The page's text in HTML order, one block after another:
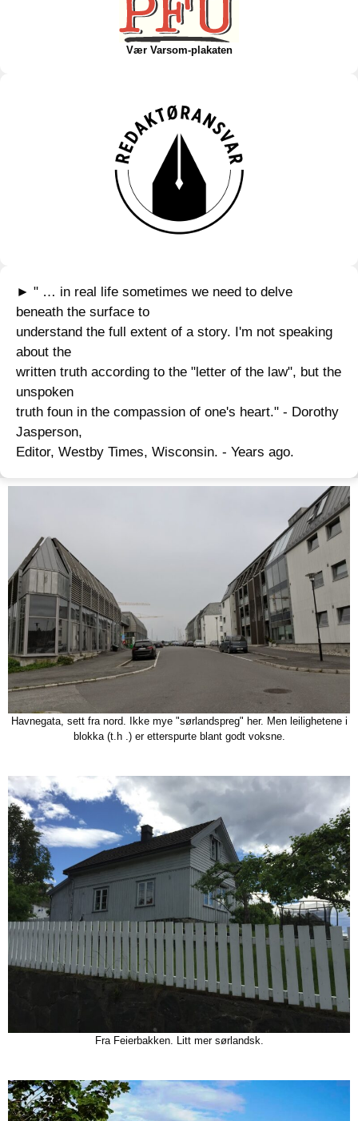
Vær Varsom-plakaten
► " … in real life sometimes we need to delve
beneath the surface to
understand the full extent of a story. I'm not speaking
about the
written truth according to the "letter of the law", but the
unspoken
truth foun in the compassion of one's heart." - Dorothy
Jasperson,
Editor, Westby Times, Wisconsin. - Years ago.
Havnegata, sett fra nord. Ikke mye "sørlandspreg" her. Men leilighetene i
blokka (t.h .) er etterspurte blant godt voksne.
Fra Feierbakken. Litt mer sørlandsk.